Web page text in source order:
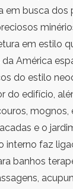
em busca dos
em estilo
América
do estilo
do edifício,
mognos,
e o
interno faz
banhos